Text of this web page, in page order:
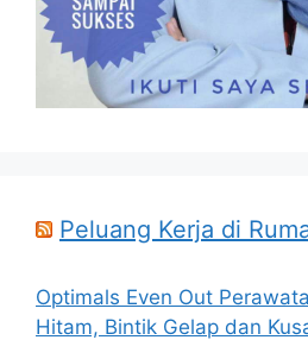
Peluang Kerja di
Optimals Even Out
Hitam, Bintik Gelap dan